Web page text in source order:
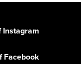
Instagram
Facebook